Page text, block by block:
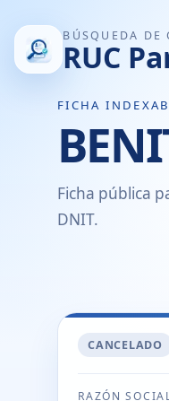
BÚSQUEDA DE
RUC
FICHA
Ficha pública
DNIT.
CANCELADO
RAZÓN